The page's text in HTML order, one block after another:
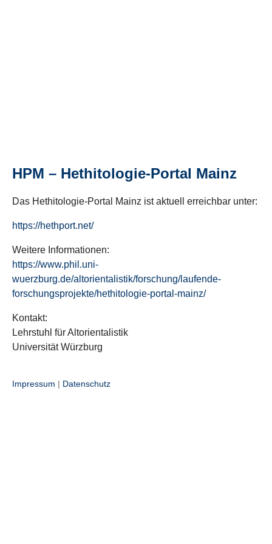
HPM – Hethitologie-Portal Mainz
Das Hethitologie-Portal Mainz ist aktuell erreichbar unter:
https://hethport.net/
Weitere Informationen:
https://www.phil.uni-
wuerzburg.de/altorientalistik/forschung/laufende-
forschungsprojekte/hethitologie-portal-mainz/
Kontakt:
Lehrstuhl für Altorientalistik
Universität Würzburg
Impressum | Datenschutz